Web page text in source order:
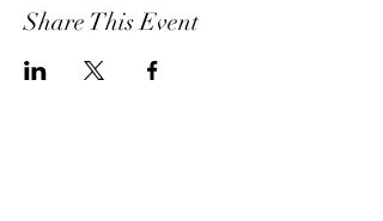
Share This Event